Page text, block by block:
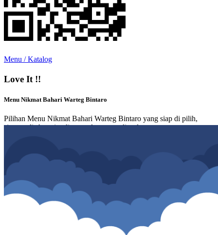
Menu / Katalog
Love It !!
Menu Nikmat Bahari Warteg Bintaro
Pilihan Menu Nikmat Bahari Warteg Bintaro yang siap di pilih,
simpan di shopping list atau langsung di order.